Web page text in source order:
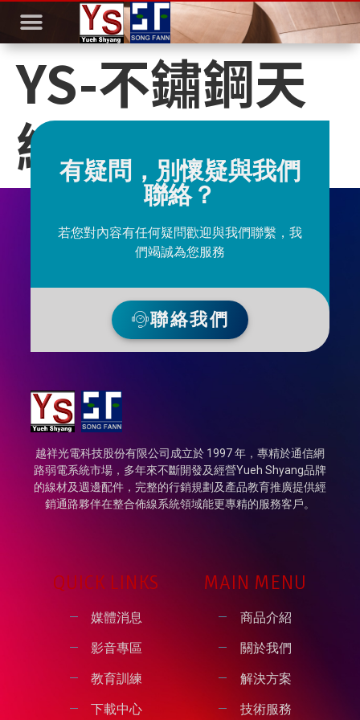
YS-不鏽鋼天
線有疑問，別懷疑與我們
聯絡？
若您對內容有任何疑問歡迎與我們聯繫，我
們竭誠為您服務
聯絡我們
越祥光電科技股份有限公司成立於 1997 年，專精於通信網
路弱電系統市場，多年來不斷開發及經營Yueh Shyang品牌
的線材及週邊配件，完整的行銷規劃及產品教育推廣提供經
銷通路夥伴在整合佈線系統領域能更專精的服務客戶。
QUICK LINKS
媒體消息
影音專區
教育訓練
下載中心
MAIN MENU
商品介紹
關於我們
解決方案
技術服務